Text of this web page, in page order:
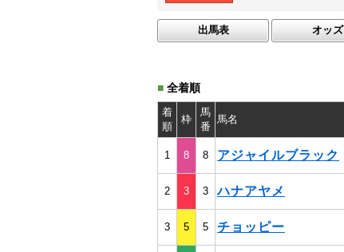
出馬表 オッズ
■ 全着順
着
順
枠
馬
番
馬名
1 8 8 アジャイルブラック
2 3 3 ハナアヤメ
3 5 5 チョッピー